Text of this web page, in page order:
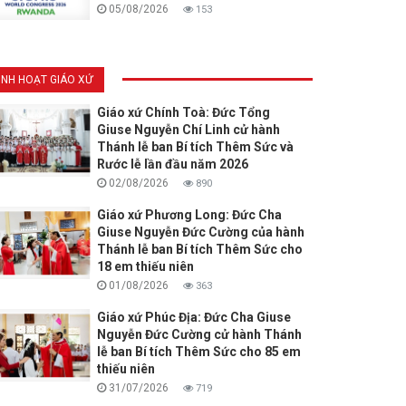
05/08/2026 153
HOẠT GIÁO XỨ
Giáo xứ Chính Toà: Đức Tổng
Giuse Nguyễn Chí Linh cử hành
Thánh lễ ban Bí tích Thêm Sức và
Rước lễ lần đầu năm 2026
02/08/2026 890
Giáo xứ Phương Long: Đức Cha
Giuse Nguyễn Đức Cường của hành
Thánh lễ ban Bí tích Thêm Sức cho
18 em thiếu niên
01/08/2026 363
Giáo xứ Phúc Địa: Đức Cha Giuse
Nguyễn Đức Cường cử hành Thánh
lễ ban Bí tích Thêm Sức cho 85 em
thiếu niên
31/07/2026 719